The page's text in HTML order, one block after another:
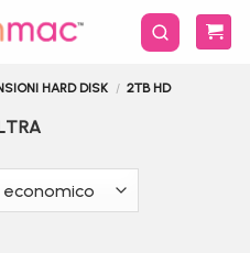
HARD DISK / 2TB HD